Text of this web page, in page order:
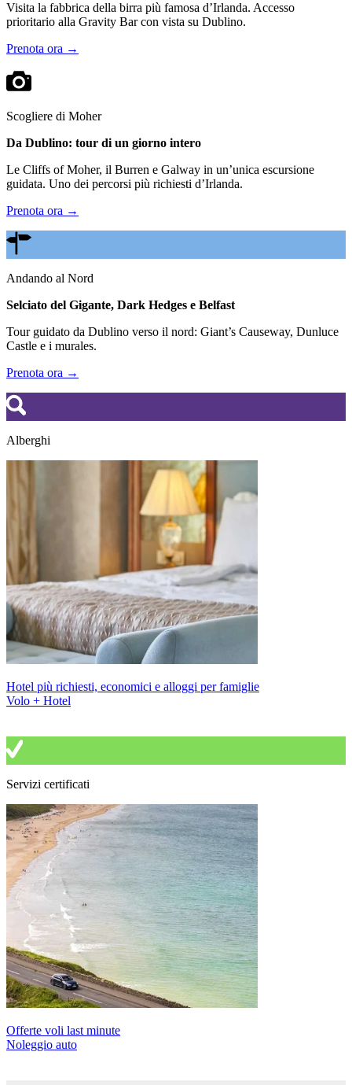
Visita la fabbrica della birra più famosa d’Irlanda. Accesso
prioritario alla Gravity Bar con vista su Dublino.
Prenota ora →
Scogliere di Moher
Da Dublino: tour di un giorno intero
Le Cliffs of Moher, il Burren e Galway in un’unica escursione
guidata. Uno dei percorsi più richiesti d’Irlanda.
Prenota ora →
Andando al Nord
Selciato del Gigante, Dark Hedges e Belfast
Tour guidato da Dublino verso il nord: Giant’s Causeway, Dunluce
Castle e i murales.
Prenota ora →
Alberghi
Hotel più richiesti, economici e alloggi per famiglie
Volo + Hotel
Servizi certificati
Offerte voli last minute
Noleggio auto